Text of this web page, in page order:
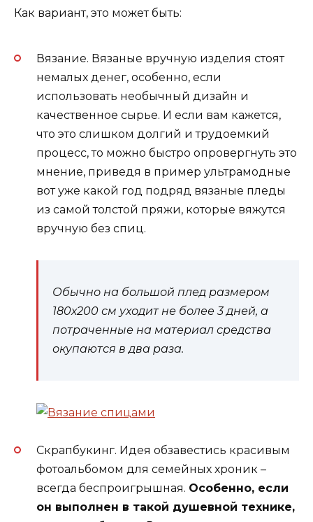
Как вариант, это может быть:
Вязание. Вязаные вручную изделия стоят
немалых денег, особенно, если
использовать необычный дизайн и
качественное сырье. И если вам кажется,
что это слишком долгий и трудоемкий
процесс, то можно быстро опровергнуть это
мнение, приведя в пример ультрамодные
вот уже какой год подряд вязаные пледы
из самой толстой пряжи, которые вяжутся
вручную без спиц.
Обычно на большой плед размером
180х200 см уходит не более 3 дней, а
потраченные на материал средства
окупаются в два раза.
Скрапбукинг. Идея обзавестись красивым
фотоальбомом для семейных хроник –
всегда беспроигрышная. Особенно, если
он выполнен в такой душевной технике,